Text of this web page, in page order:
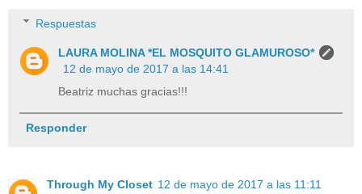
Respuestas
LAURA MOLINA *EL MOSQUITO GLAMUROSO*
12 de mayo de 2017 a las 14:41
Beatriz muchas gracias!!!
Responder
Through My Closet 12 de mayo de 2017 a las 11:11